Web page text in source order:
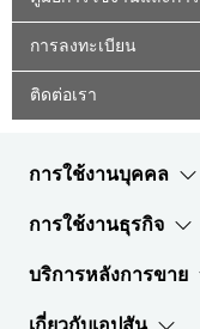
การลงทะเบียน
ติดต่อเรา
การใช้งานบุคคล
การใช้งานธุรกิจ
บริการหลังการขาย